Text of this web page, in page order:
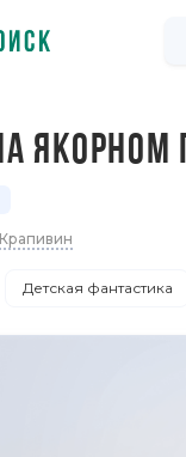
ЯКОРНОМ
Детская фантастика